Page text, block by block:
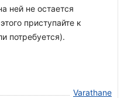
ней не остается
приступайте к
потребуется).
Varathane